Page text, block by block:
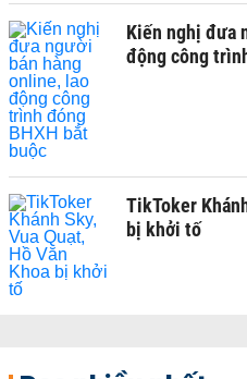
Kiến nghị đưa
động công
TikToker
bị khởi tố